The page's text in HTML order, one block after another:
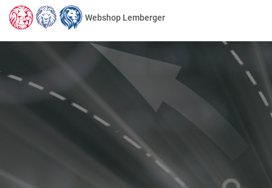
Webshop Lemberger